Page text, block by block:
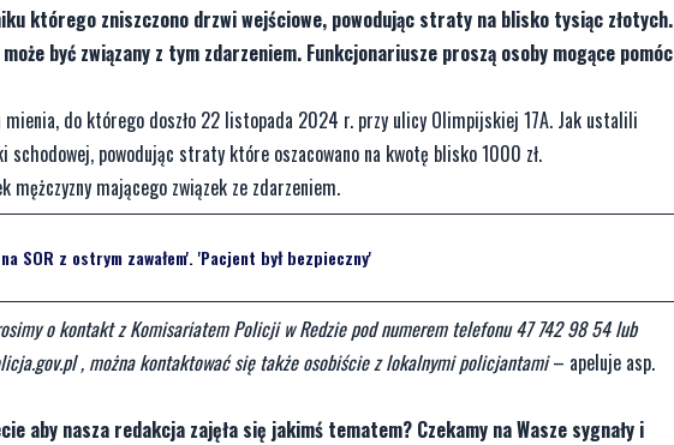
którego zniszczono drzwi wejściowe, powodując straty na blisko tysiąc złotych.
być związany z tym zdarzeniem. Funkcjonariusze proszą osoby mogące pomóc
mienia, do którego doszło 22 listopada 2024 r. przy ulicy Olimpijskiej 17A. Jak ustalili
powodując straty które oszacowano na kwotę blisko 1000 zł.
mającego związek ze zdarzeniem.
SOR z ostrym zawałem'. 'Pacjent był bezpieczny'
o kontakt z Komisariatem Policji w Redzie pod numerem telefonu 47 742 98 54 lub
, można kontaktować się także osobiście z lokalnymi policjantami– apeluje asp.
aby nasza redakcja zajęła się jakimś tematem? Czekamy na Wasze sygnały i